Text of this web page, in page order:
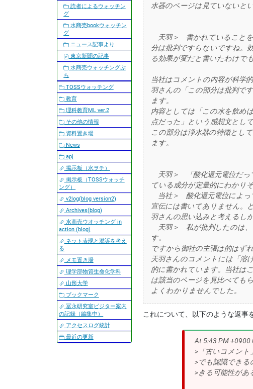
水器のページは見ていないと
天羽＞ 書かれていることを
分は批判ですらないですね。
る効果が変だと書いたわけで
当社はコメントの内容が科学
羽さんの「この部分は批判で
ます。
内容としては「この水を飲め
点だった」という感想文とし
この部分は浄水器の特徴とし
ます。
天羽＞ 「酸化還元電位だっ
ている成分が定量的にわかり
当社＞ 酸化還元電位によっ
宣伝には書いてありません。
羽さんの思い込みと考えるし
天羽＞ 私が批判したのは、
す。
ですから御社の主張は的はず
天羽さんのコメントには「溶
的に書かれています。当社は
は該当のページを見比べても
よくわかりませんでした。
これについて、以下のような返事
At 5:43 PM
>「古いコメント
>でも認識できる
>きる可能性があ
読者によるウォッチン
グ
水商売bookウォッチン
グ
ニュース記事より
東京新聞の記事
水商売ウォッチングぷ
ち
TOSSウォッチング
教育
理科教育ML ver.2
その他の情報
資料置き場
News
apj
掲示板（水ヲチ）
掲示板（TOSSウォッチ
ング）
v2log(blog version2)
Archives(blog)
水商売ウオッチング in
action (blog)
ネット表現と濫訴を考え
る
メモ置き場
理学部物質生命化学科
山形大学
ブックマーク
冨永研究室ビジター案内
の記録（編集中）
アクセスログ統計
最近の更新